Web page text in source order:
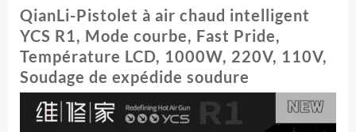
R1
(version
montage
latéral
national
QianLi-Pistolet à air chaud intelligent
YCS R1, Mode courbe, Fast Pride,
Température LCD, 1000W, 220V, 110V,
Soudage de expédide soudure